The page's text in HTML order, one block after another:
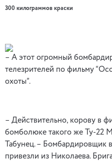
300 килограммов краски
– А этот огромный
телезрителей по фильму
охоты”.
– Действительно, корову в
бомболюке такого же Ту-22
Табунец. – Бомбардировщик
привезли из Николаева.